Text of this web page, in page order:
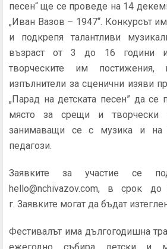
песен“ ще се проведе на 14
„Иван Вазов – 1947“. Конкурсът
и подкрепя талантливи
възраст от 3 до 16 години и
творческите им постижения,
изпълнители за сценични изяви
„Парад на детската песен” да
място за срещи и творчески
занимаващи се с музика и на
педагози.
Заявките за участие се
hello@nchivazov.com, в срок
г. Заявките могат да бъдат
Фестивалът има дългогодишна